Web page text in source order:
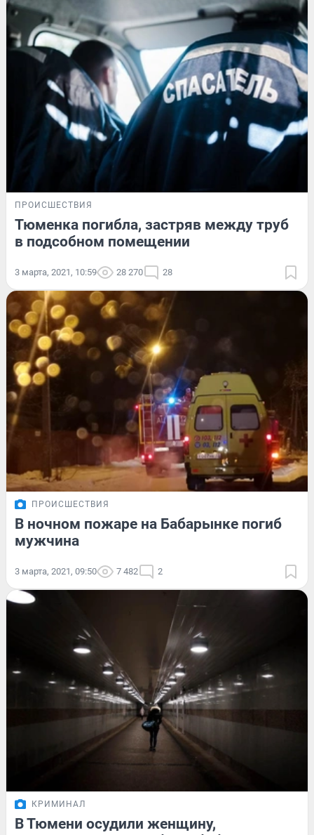
ПРОИСШЕСТВИЯ
Тюменка погибла, застряв между труб
в подсобном помещении
3 марта, 2021, 10:59 28 270 28
ПРОИСШЕСТВИЯ
В ночном пожаре на Бабарынке погиб
мужчина
3 марта, 2021, 09:50 7 482 2
КРИМИНАЛ
В Тюмени осудили женщину,